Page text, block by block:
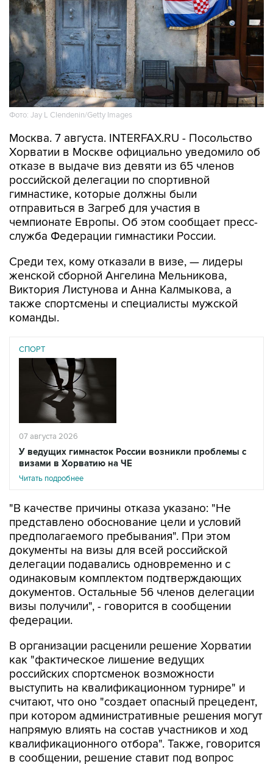
Фото: Jay L Clendenin/Getty Images
Москва. 7 августа. INTERFAX.RU - Посольство
Хорватии в Москве официально уведомило об
отказе в выдаче виз девяти из 65 членов
российской делегации по спортивной
гимнастике, которые должны были
отправиться в Загреб для участия в
чемпионате Европы. Об этом сообщает пресс-
служба Федерации гимнастики России.
Среди тех, кому отказали в визе, — лидеры
женской сборной Ангелина Мельникова,
Виктория Листунова и Анна Калмыкова, а
также спортсмены и специалисты мужской
команды.
СПОРТ
07 августа 2026
У ведущих гимнасток России возникли проблемы с
визами в Хорватию на ЧЕ
Читать подробнее
"В качестве причины отказа указано: "Не
представлено обоснование цели и условий
предполагаемого пребывания". При этом
документы на визы для всей российской
делегации подавались одновременно и с
одинаковым комплектом подтверждающих
документов. Остальные 56 членов делегации
визы получили", - говорится в сообщении
федерации.
В организации расценили решение Хорватии
как "фактическое лишение ведущих
российских спортсменок возможности
выступить на квалификационном турнире" и
считают, что оно "создает опасный прецедент,
при котором административные решения могут
напрямую влиять на состав участников и ход
квалификационного отбора". Также, говорится
в сообщении, решение ставит под вопрос